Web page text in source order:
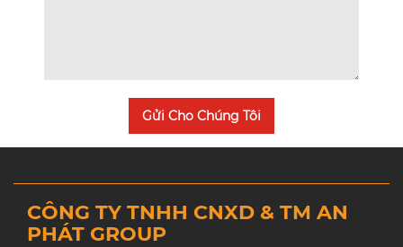
Gửi Cho Chúng Tôi
CÔNG TY TNHH CNXD & TM AN
PHÁT GROUP